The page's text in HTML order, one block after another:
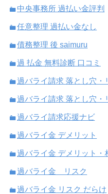
中央事務所 過払い金評判
任意整理 過払い金なし
債務整理 後 saimuru
過 払金 無料診断 口コミ
過バライ請求 落とし穴・
過バライ請求 落とし穴・
過バライ請求応援ナビ
過バライ金 デメリット
過バライ金 デメリット・
過バライ金 リスク
過バライ金 リスク だらけ